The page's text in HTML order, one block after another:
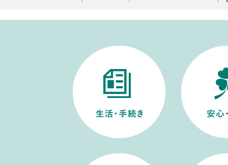
生活・手続き
仕事・産業